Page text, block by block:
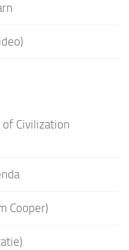
Civilization
Cooper)